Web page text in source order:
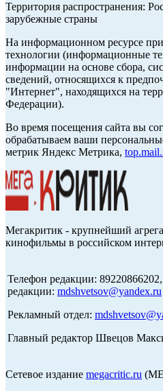
Территория распространения:
зарубежные страны
На информационном ресурсе
технологии (информационные
информации на основе сбора,
сведений, относящихся к
"Интернет", находящихся на
Федерации).
Во время посещения сайта вы
обрабатываем ваши
метрик Яндекс Метрика,
Мегакритик - крупнейший
кинофильмы в российском
Телефон редакции:
редакции: mdshvetsov@yandex.ru
Рекламный отдел:
Главный редактор Швецов
Сетевое издание megacritic.ru